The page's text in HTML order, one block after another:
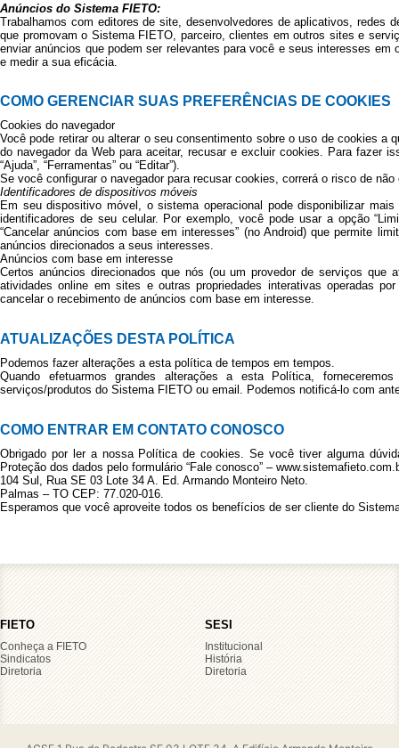
Anúncios do Sistema FIETO:
Trabalhamos com editores de site, desenvolvedores de aplicativos, redes
que promovam o Sistema FIETO, parceiro, clientes em outros sites e
enviar anúncios que podem ser relevantes para você e seus interesses
e medir a sua eficácia.
COMO GERENCIAR SUAS PREFERÊNCIAS DE COOKIES
Cookies do navegador
Você pode retirar ou alterar o seu consentimento sobre o uso de cookies
do navegador da Web para aceitar, recusar e excluir cookies. Para fazer
“Ajuda”, “Ferramentas” ou “Editar”).
Se você configurar o navegador para recusar cookies, correrá o risco de
Identificadores de dispositivos móveis
Em seu dispositivo móvel, o sistema operacional pode disponibilizar
identificadores de seu celular. Por exemplo, você pode usar a opção
“Cancelar anúncios com base em interesses” (no Android) que permite
anúncios direcionados a seus interesses.
Anúncios com base em interesse
Certos anúncios direcionados que nós (ou um provedor de serviços
atividades online em sites e outras propriedades interativas operadas
cancelar o recebimento de anúncios com base em interesse.
ATUALIZAÇÕES DESTA POLÍTICA
Podemos fazer alterações a esta política de tempos em tempos.
Quando efetuarmos grandes alterações a esta Política,
serviços/produtos do Sistema FIETO ou email. Podemos notificá-lo com
COMO ENTRAR EM CONTATO CONOSCO
Obrigado por ler a nossa Política de cookies. Se você tiver alguma
Proteção dos dados pelo formulário “Fale conosco” –
104 Sul, Rua SE 03 Lote 34 A. Ed. Armando Monteiro Neto.
Palmas – TO CEP: 77.020-016.
Esperamos que você aproveite todos os benefícios de ser cliente do
FIETO
Conheça a FIETO
Sindicatos
Diretoria
SESI
Institucional
História
Diretoria